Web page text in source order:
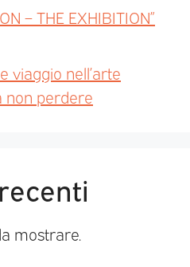
– THE EXHIBITION”
viaggio nell’arte
non perdere
mostrare.